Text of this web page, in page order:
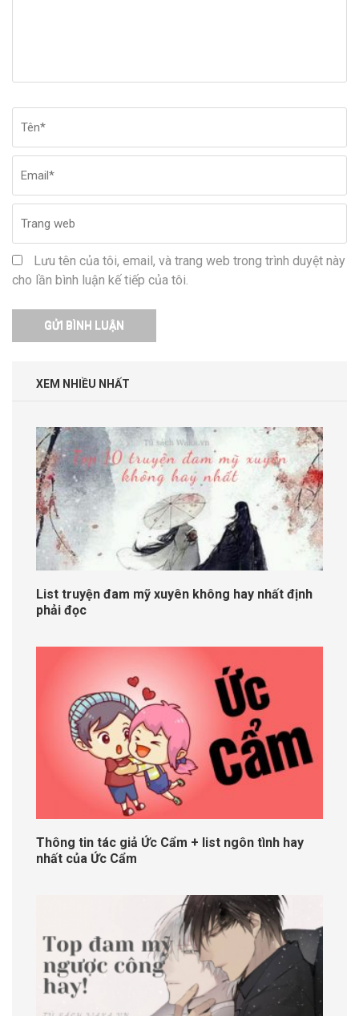
Lưu tên của tôi, email, và trang web trong trình duyệt này
cho lần bình luận kế tiếp của tôi.
XEM NHIỀU NHẤT
List truyện đam mỹ xuyên không hay nhất định
phải đọc
Thông tin tác giả Ức Cẩm + list ngôn tình hay
nhất của Ức Cẩm